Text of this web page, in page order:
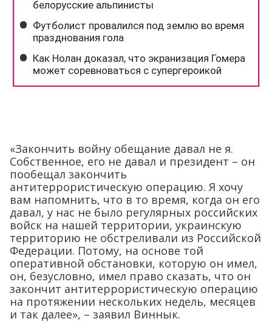
«Закончить войну обещание давал не я.
Собственное, его не давал и президент – он
пообещал закончить
антитеррористическую операцию. Я хочу
вам напомнить, что в то время, когда он его
давал, у нас не было регулярных российских
войск на нашей территории, украинскую
территорию не обстреливали из Российской
Федерации. Потому, на основе той
оперативной обстановки, которую он имел,
он, безусловно, имел право сказать, что он
закончит антитеррористическую операцию
на протяжении нескольких недель, месяцев
и так далее», – заявил Виннык.